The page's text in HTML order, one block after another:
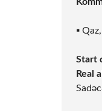
▪
Start
Real